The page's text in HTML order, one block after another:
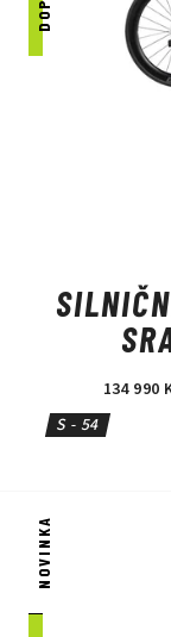
134 990
S - 54
NOVINKA